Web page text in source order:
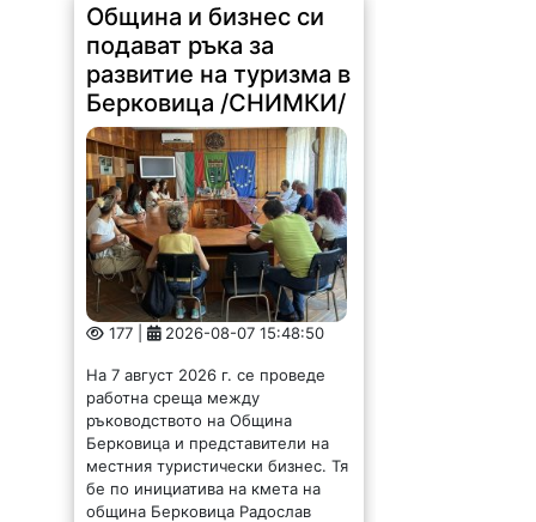
Община и бизнес си
подават ръка за
развитие на туризма в
Берковица /СНИМКИ/
177 | 2026-08-07 15:48:50
На 7 август 2026 г. се проведе
работна среща между
ръководството на Община
Берковица и представители на
местния туристически бизнес. Тя
бе по инициатива на кмета на
община Берковица Радослав